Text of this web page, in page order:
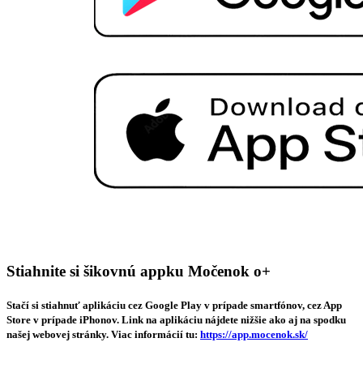
Stiahnite si šikovnú appku Močenok o+
Stačí si stiahnuť aplikáciu cez Google Play v prípade smartfónov, cez App
Store v prípade iPhonov. Link na aplikáciu nájdete nižšie ako aj na spodku
našej webovej stránky. Viac informácií tu: https://app.mocenok.sk/